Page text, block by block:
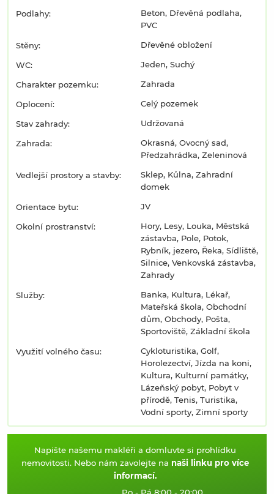
Podlahy:
Beton, Dřevěná podlaha,
PVC
Stěny: Dřevěné obložení
WC: Jeden, Suchý
Charakter pozemku: Zahrada
Oplocení: Celý pozemek
Stav zahrady: Udržovaná
Zahrada:
Okrasná, Ovocný sad,
Předzahrádka, Zeleninová
Vedlejší prostory a stavby:
Sklep, Kůlna, Zahradní
domek
Orientace bytu: JV
Okolní prostranství:
Hory, Lesy, Louka, Městská
zástavba, Pole, Potok,
Rybník, jezero, Řeka, Sídliště,
Silnice, Venkovská zástavba,
Zahrady
Služby:
Banka, Kultura, Lékař,
Mateřská škola, Obchodní
dům, Obchody, Pošta,
Sportoviště, Základní škola
Využití volného času:
Cykloturistika, Golf,
Horolezectví, Jízda na koni,
Kultura, Kulturní památky,
Lázeňský pobyt, Pobyt v
přírodě, Tenis, Turistika,
Vodní sporty, Zimní sporty
Napište našemu makléři a domluvte si prohlídku
nemovitosti. Nebo nám zavolejte na naši linku pro více
informací.